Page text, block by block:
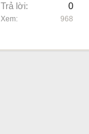
Trả lời 0
Xem 968